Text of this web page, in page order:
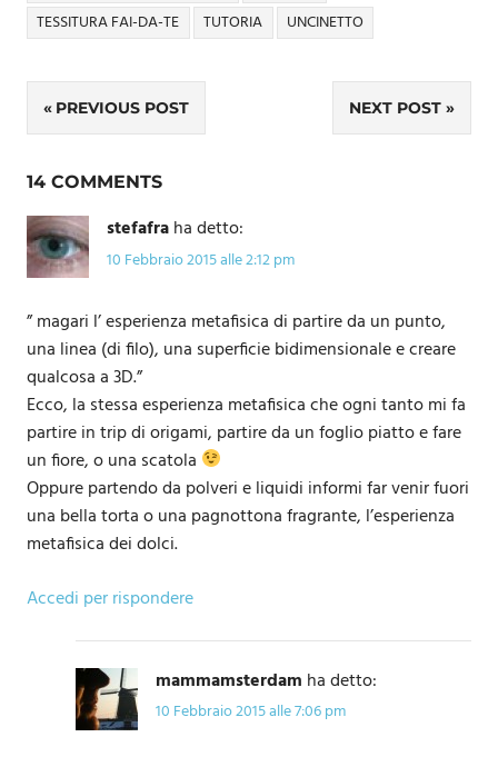
TESSITURA FAI-DA-TE
TUTORIA UNCINETTO
Navigazione
articoli
PREVIOUS POST NEXT POST
14 COMMENTS
stefafraha detto:
10 Febbraio 2015 alle 2:12 pm
” magari l’ esperienza metafisica di partire da un punto,
una linea (di filo), una superficie bidimensionale e creare
qualcosa a 3D.”
Ecco, la stessa esperienza metafisica che ogni tanto mi fa
partire in trip di origami, partire da un foglio piatto e fare
un fiore, o una scatola
Oppure partendo da polveri e liquidi informi far venir fuori
una bella torta o una pagnottona fragrante, l’esperienza
metafisica dei dolci.
Accedi per rispondere
mammamsterdam ha detto:
10 Febbraio 2015 alle 7:06 pm